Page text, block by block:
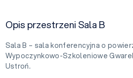
Opis przestrzeni Sala B
Sala B – sala konferencyjna o
Wypoczynkowo-Szkoleniowe
Ustroń.